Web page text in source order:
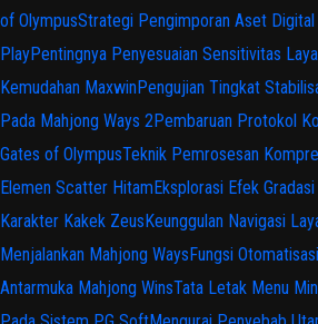
of OlympusStrategi Pengimporan Aset
PlayPentingnya Penyesuaian Sensitivitas
Kemudahan MaxwinPengujian Tingkat
Pada Mahjong Ways 2Pembaruan Protokol
Gates of OlympusTeknik Pemrosesan
Elemen Scatter HitamEksplorasi Efek
Karakter Kakek ZeusKeunggulan Navigasi
Menjalankan Mahjong WaysFungsi
Antarmuka Mahjong WinsTata Letak Menu